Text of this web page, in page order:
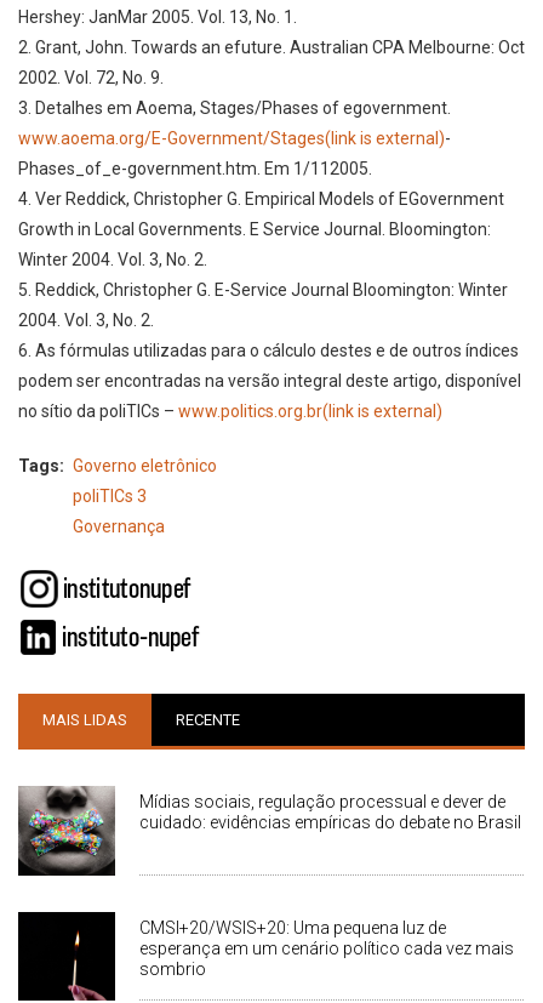
Hershey: Jan­Mar 2005. Vol. 13, No. 1.
2. Grant, John. Towards an e­future. Australian CPA Melbourne: Oct
2002. Vol. 72, No. 9.
3. Detalhes em Aoema, Stages/Phases of e­government.
www.aoema.org/E-Government/Stages(link is external)­-
Phases_of_e-­government.htm. Em 1/112005.
4. Ver Reddick, Christopher G. Empirical Models of E­Government
Growth in Local Governments. E ­Service Journal. Bloomington:
Winter 2004. Vol. 3, No. 2.
5. Reddick, Christopher G. E-Service Journal Bloomington: Winter
2004. Vol. 3, No. 2.
6. As fórmulas utilizadas para o cálculo destes e de outros índices
podem ser encontradas na versão integral deste artigo, disponível
no sítio da poliTICs – www.politics.org.br(link is external)
Tags
Governo eletrônico
poliTICs 3
Governança
MAIS LIDAS RECENTE
Mídias sociais, regulação processual e dever de
cuidado: evidências empíricas do debate no Brasil
CMSI+20/WSIS+20: Uma pequena luz de
esperança em um cenário político cada vez mais
sombrio